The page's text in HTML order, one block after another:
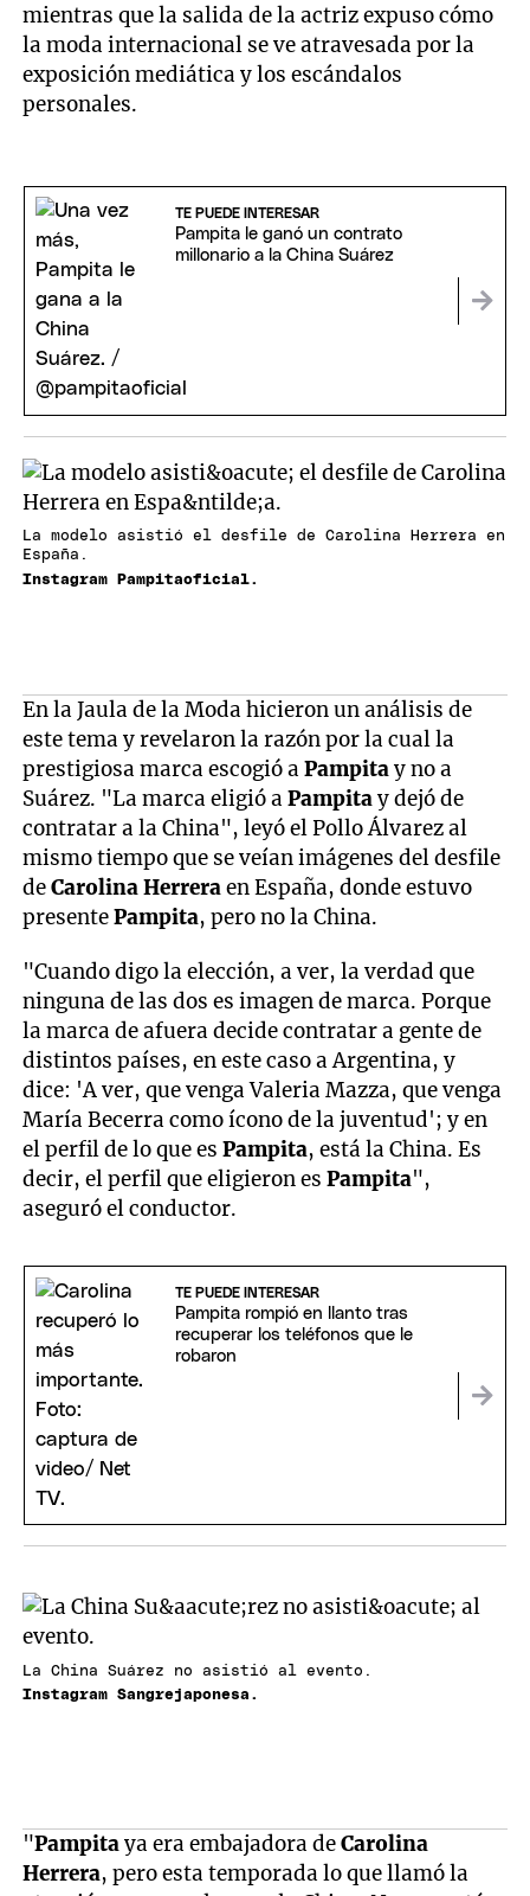
mientras que la salida de la actriz expuso cómo
la moda internacional se ve atravesada por la
exposición mediática y los escándalos
personales.
TE PUEDE INTERESAR
Pampita le ganó un contrato
millonario a la China Suárez
La modelo asistió el desfile de Carolina Herrera en
España.
Instagram Pampitaoficial.
En la Jaula de la Moda hicieron un análisis de
este tema y revelaron la razón por la cual la
prestigiosa marca escogió aPampitay no a
Suárez. "La marca eligió aPampitay dejó de
contratar a la China", leyó el Pollo Álvarez al
mismo tiempo que se veían imágenes del desfile
deCarolina Herreraen España, donde estuvo
presentePampita, pero no la China.
"Cuando digo la elección, a ver, la verdad que
ninguna de las dos es imagen de marca. Porque
la marca de afuera decide contratar a gente de
distintos países, en este caso a Argentina, y
dice: 'A ver, que venga Valeria Mazza, que venga
María Becerra como ícono de la juventud'; y en
el perfil de lo que esPampita, está la China. Es
decir, el perfil que eligieron esPampita",
aseguró el conductor.
TE PUEDE INTERESAR
Pampita rompió en llanto tras
recuperar los teléfonos que le
robaron
La China Suárez no asistió al evento.
Instagram Sangrejaponesa.
"Pampitaya era embajadora deCarolina
Herrera, pero esta temporada lo que llamó la